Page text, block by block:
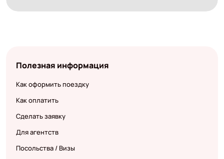
Полезная информация
Как оформить поездку
Как оплатить
Сделать заявку
Для агентств
Посольства / Визы